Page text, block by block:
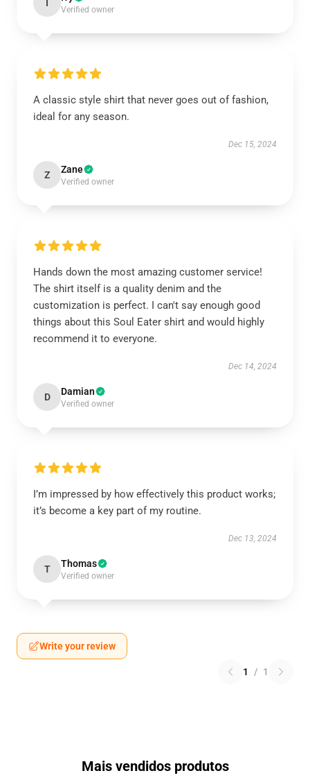
Verified owner
A classic style shirt that never goes out of fashion,
ideal for any season.
Dec 15, 2024
Z Zane
Verified owner
Hands down the most amazing customer service!
The shirt itself is a quality denim and the
customization is perfect. I can't say enough good
things about this Soul Eater shirt and would highly
recommend it to everyone.
Dec 14, 2024
D Damian
Verified owner
I’m impressed by how effectively this product works;
it’s become a key part of my routine.
Dec 13, 2024
T Thomas
Verified owner
Write your review
1 / 1
Mais vendidos produtos